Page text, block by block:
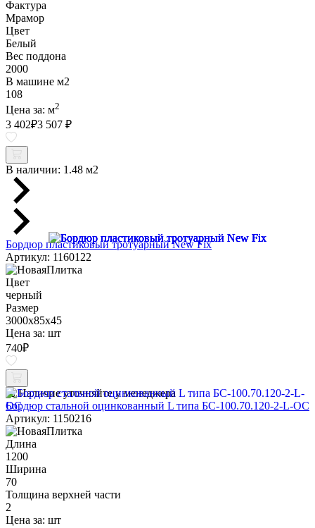
Фактура
Мрамор
Цвет
Белый
Вес поддона
2000
В машине м2
108
Цена за: м2
3 402₽3 507 ₽
В наличии: 1.48 м2
Бордюр пластиковый тротуарный New Fix
Артикул: 1160122
Цвет
черный
Размер
3000х85х45
Цена за: шт
740₽
Наличие уточняйте у менеджера
Бордюр стальной оцинкованный L типа БС-100.70.120-2-L-ОС
Артикул: 1150216
Длина
1200
Ширина
70
Толщина верхней части
2
Цена за: шт